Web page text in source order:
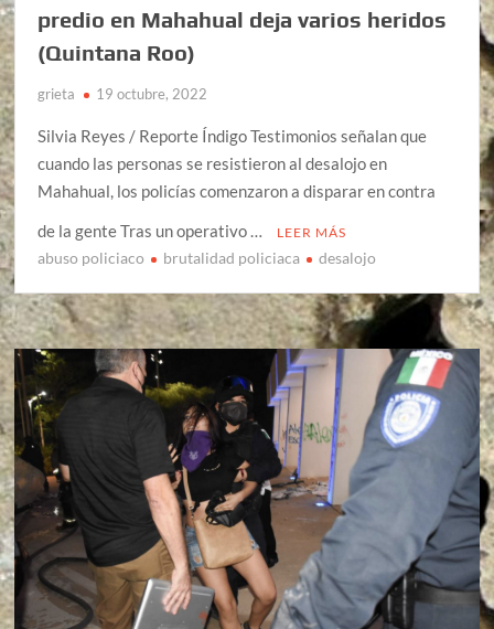
predio en Mahahual deja varios heridos
(Quintana Roo)
grieta 19 octubre, 2022
Silvia Reyes / Reporte Índigo Testimonios señalan que
cuando las personas se resistieron al desalojo en
Mahahual, los policías comenzaron a disparar en contra
de la gente Tras un operativo …
LEER MÁS
abuso policiaco brutalidad policiaca desalojo